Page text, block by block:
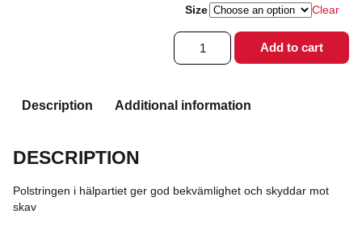
Size Clear
Postoperativ
herr
Add to cart
Description Additional information
DESCRIPTION
Polstringen i hälpartiet ger god bekvämlighet och skyddar mot
skav